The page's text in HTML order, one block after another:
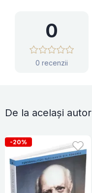
0
0 recenzii
De la același autor
-20%